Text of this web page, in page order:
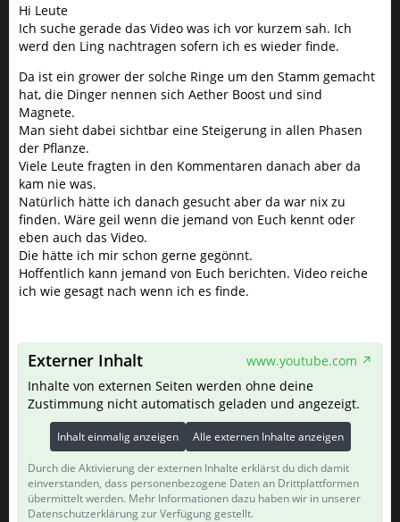
Hi Leute
Ich suche gerade das Video was ich vor kurzem sah. Ich
werd den Ling nachtragen sofern ich es wieder finde.
Da ist ein grower der solche Ringe um den Stamm gemacht
hat, die Dinger nennen sich Aether Boost und sind
Magnete.
Man sieht dabei sichtbar eine Steigerung in allen Phasen
der Pflanze.
Viele Leute fragten in den Kommentaren danach aber da
kam nie was.
Natürlich hätte ich danach gesucht aber da war nix zu
finden. Wäre geil wenn die jemand von Euch kennt oder
eben auch das Video.
Die hätte ich mir schon gerne gegönnt.
Hoffentlich kann jemand von Euch berichten. Video reiche
ich wie gesagt nach wenn ich es finde.
Externer Inhalt
www.youtube.com
Inhalte von externen Seiten werden ohne deine
Zustimmung nicht automatisch geladen und angezeigt.
Inhalt einmalig anzeigen Alle externen Inhalte anzeigen
Durch die Aktivierung der externen Inhalte erklärst du dich damit
einverstanden, dass personenbezogene Daten an Drittplattformen
übermittelt werden. Mehr Informationen dazu haben wir in unserer
Datenschutzerklärung zur Verfügung gestellt.